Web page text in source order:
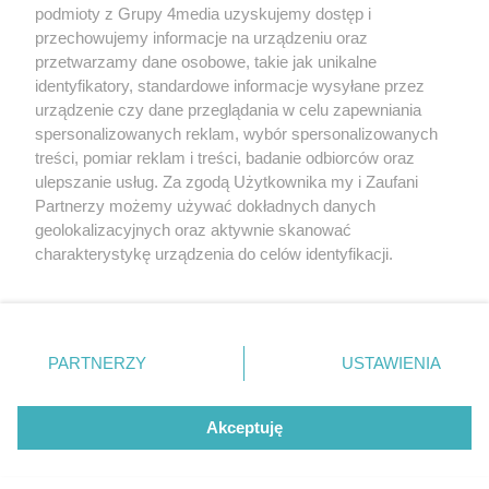
Prywatność Reklama Redakcja Praca Kielce
Facebook.com
Youtube.com
podmioty z Grupy 4media uzyskujemy dostęp i
przechowujemy informacje na urządzeniu oraz
przetwarzamy dane osobowe, takie jak unikalne
identyfikatory, standardowe informacje wysyłane przez
urządzenie czy dane przeglądania w celu zapewniania
spersonalizowanych reklam, wybór spersonalizowanych
treści, pomiar reklam i treści, badanie odbiorców oraz
ulepszanie usług. Za zgodą Użytkownika my i Zaufani
Partnerzy możemy używać dokładnych danych
geolokalizacyjnych oraz aktywnie skanować
charakterystykę urządzenia do celów identyfikacji.
zmienić/wycofać klikając przycisk ustawień prywatności
znajdujący się w lewym dolnym rogu strony
. Niektóre
użytkownika, ale masz prawo sprzeciwić się takiemu
przetwarzaniu. Preferencje będą miały zastosowania tylko
PARTNERZY USTAWIENIA
Akceptuję